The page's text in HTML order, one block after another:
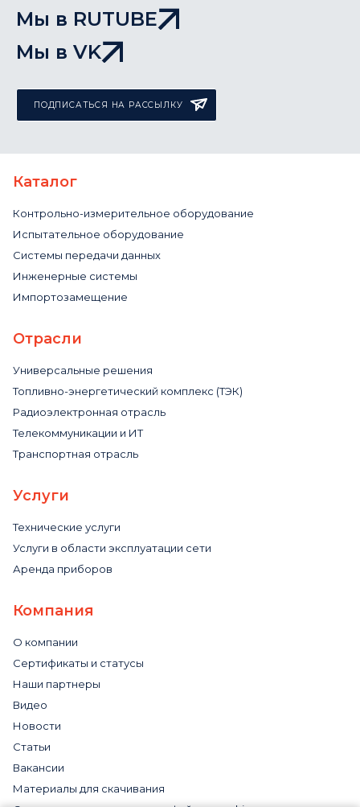
Мы в RUTUBE
Мы в VK
ПОДПИСАТЬСЯ НА РАССЫЛКУ
Каталог
Контрольно-измерительное оборудование
Испытательное оборудование
Системы передачи данных
Инженерные системы
Импортозамещение
Отрасли
Универсальные решения
Топливно-энергетический комплекс (ТЭК)
Радиоэлектронная отрасль
Телекоммуникации и ИТ
Транспортная отрасль
Услуги
Технические услуги
Услуги в области эксплуатации сети
Аренда приборов
Компания
О компании
Сертификаты и статусы
Наши партнеры
Видео
Новости
Статьи
Вакансии
Материалы для скачивания